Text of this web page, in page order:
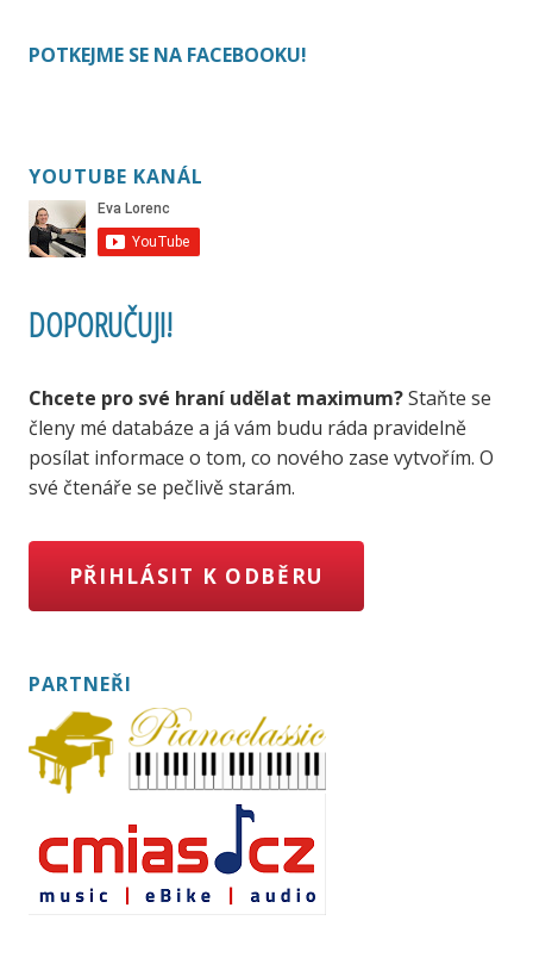
POTKEJME SE NA FACEBOOKU!
YOUTUBE KANÁL
DOPORUČUJI!
Chcete pro své hraní udělat maximum?Staňte se
členy mé databáze a já vám budu ráda pravidelně
posílat informace o tom, co nového zase vytvořím. O
své čtenáře se pečlivě starám.
PŘIHLÁSIT K ODBĚRU
PARTNEŘI